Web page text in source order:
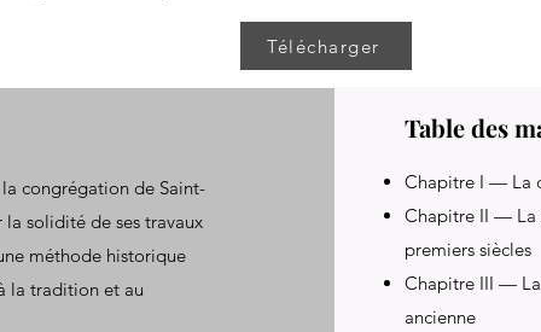
Télécharger
congrégation de Saint-
solidité de ses travaux
méthode historique
la tradition et au
Table des
Chapitre I — La
Chapitre II — La
premiers siècles
Chapitre III —
ancienne